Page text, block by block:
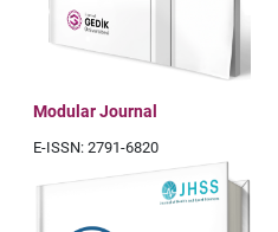
Modular Journal
E-ISSN: 2791-6820